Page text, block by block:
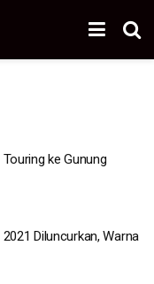
ke Gunung
Diluncurkan, Warna